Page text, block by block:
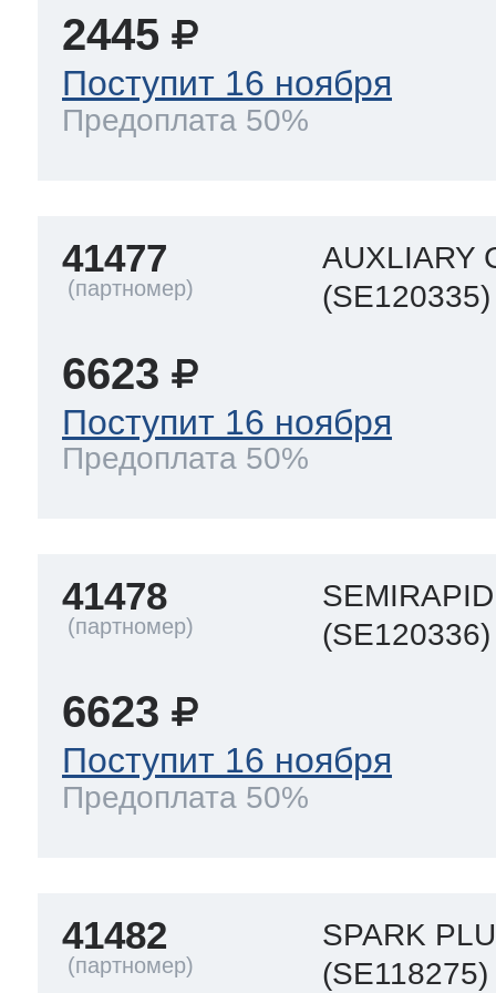
2445
Поступит 16 ноября
Предоплата 50%
41477
AUXLIARY
(SE120335)
6623
Поступит 16 ноября
Предоплата 50%
41478
(SE120336)
6623
Поступит 16 ноября
Предоплата 50%
41482
SPARK
(SE118275)